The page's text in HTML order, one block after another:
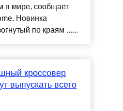
в мире, сообщает
Новинка
по краям ......
кроссовер
выпускать всего